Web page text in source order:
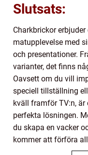
Slutsats:
Charkbrickor
matupplevelse med
och presentationer.
varianter, det finns
Oavsett om du vill
speciell tillställning
kväll framför TV:n, är
perfekta lösningen.
du skapa en vacker
kommer att förföra